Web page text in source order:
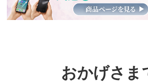
おかげさま